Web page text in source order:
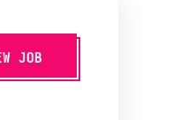
JOB